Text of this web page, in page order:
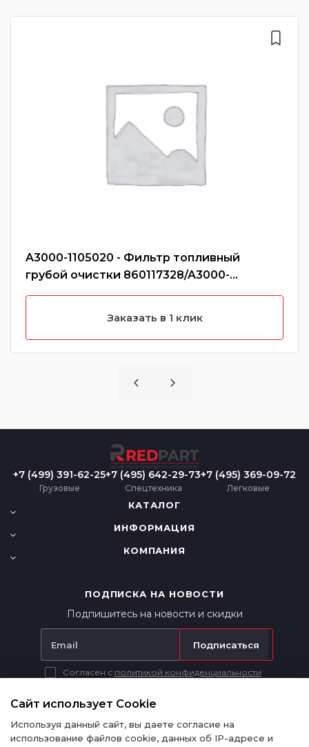
A3000-1105020 - Фильтр топливный
грубой очистки 860117328/A3000-
1105020/CX0712A/860115054/CX0709A
Заказать в 1 клик
+7 (499) 391-62-25
Грузовые
+7 (495) 642-29-73
Спецтехника
+7 (495) 369-09-72
Легковые
КАТАЛОГ
ИНФОРМАЦИЯ
КОМПАНИЯ
ПОДПИСКА НА НОВОСТИ
Подпишитесь на новости и скидки
Подписаться
Согласен с политикой конфиденциальности
информационный характер и ни при каких условиях не является
публичной офертой в соответствии с п. 2 ст. 437 ГК РФ.
Сайт использует Cookie
Используя данный сайт, вы даете согласие на
использование файлов cookie, данных об IP-адресе и